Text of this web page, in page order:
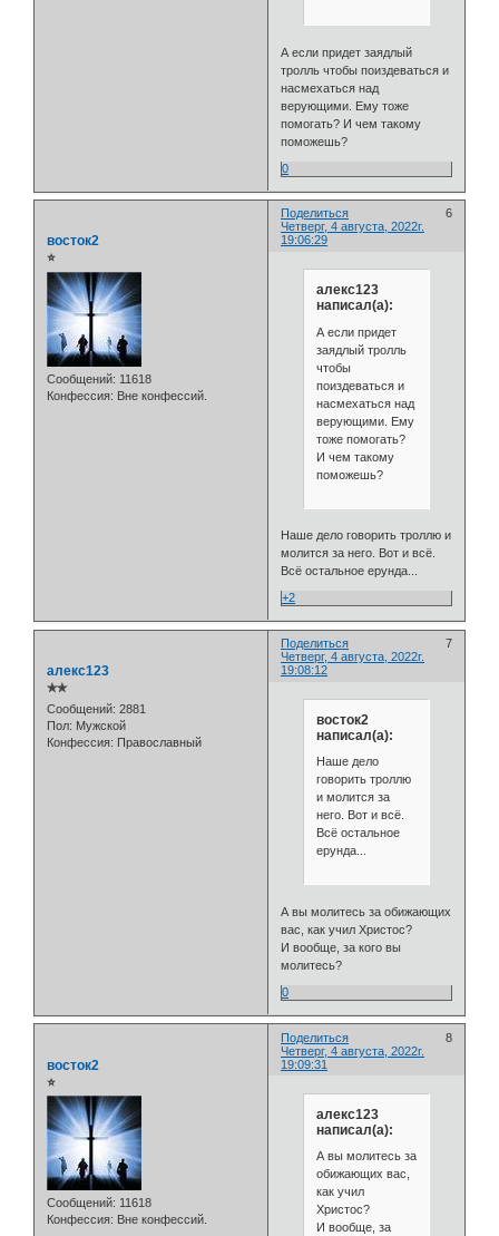
А если придет заядлый
тролль чтобы поиздеваться и
насмехаться над
верующими. Ему тоже
помогать? И чем такому
поможешь?
0
Поделиться
6
Четверг, 4 августа, 2022г.
19:06:29
восток2
⭐
Сообщений: 11618
Конфессия: Вне конфессий.
алекс123
написал(а):
А если придет
заядлый тролль
чтобы
поиздеваться и
насмехаться над
верующими. Ему
тоже помогать?
И чем такому
поможешь?
Наше дело говорить троллю и
молится за него. Вот и всё.
Всё остальное ерунда...
+2
Поделиться
7
Четверг, 4 августа, 2022г.
19:08:12
алекс123
✯✯
Сообщений: 2881
Пол: Мужской
Конфессия: Православный
восток2
написал(а):
Наше дело
говорить троллю
и молится за
него. Вот и всё.
Всё остальное
ерунда...
А вы молитесь за обижающих
вас, как учил Христос?
И вообще, за кого вы
молитесь?
0
Поделиться
8
Четверг, 4 августа, 2022г.
19:09:31
восток2
⭐
Сообщений: 11618
Конфессия: Вне конфессий.
алекс123
написал(а):
А вы молитесь за
обижающих вас,
как учил
Христос?
И вообще, за